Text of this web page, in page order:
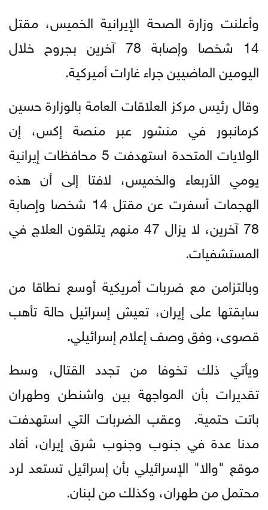
وأعلنت وزارة الصحة الإيرانية الخميس، مقتل
14 شخصا وإصابة 78 آخرين بجروح خلال
اليومين الماضيين جراء غارات أميركية.
وقال رئيس مركز العلاقات العامة بالوزارة حسين
كرمانبور في منشور عبر منصة إكس، إن
الولايات المتحدة استهدفت 5 محافظات إيرانية
يومي الأربعاء والخميس، لافتا إلى أن هذه
الهجمات أسفرت عن مقتل 14 شخصا وإصابة
78 آخرين، لا يزال 47 منهم يتلقون العلاج في
المستشفيات.
وبالتزامن مع ضربات أمريكية أوسع نطاقا من
سابقتها على إيران، تعيش إسرائيل حالة تأهب
قصوى، وفق وصف إعلام إسرائيلي.
ويأتي ذلك تخوفا من تجدد القتال، وسط
تقديرات بأن المواجهة بين واشنطن وطهران
باتت حتمية. وعقب الضربات التي استهدفت
مدنا عدة في جنوب وجنوب شرق إيران، أفاد
موقع "والا" الإسرائيلي بأن إسرائيل تستعد لرد
محتمل من طهران، وكذلك من لبنان.